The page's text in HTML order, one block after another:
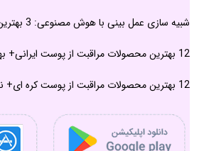
شبیه سازی عمل بینی با هوش مصنوعی: 3 بهترین برنامه و سایت آنلاین
12 بهترین محصولات مراقبت از پوست ایرانی+ بهترین برندها
12 بهترین محصولات مراقبت از پوست کره ای+ نکات کاربردی